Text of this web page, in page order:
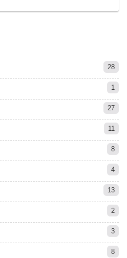
28
1
27
11
8
4
13
2
3
8